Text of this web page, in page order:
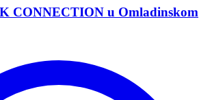
CONNECTION u Omladinskom